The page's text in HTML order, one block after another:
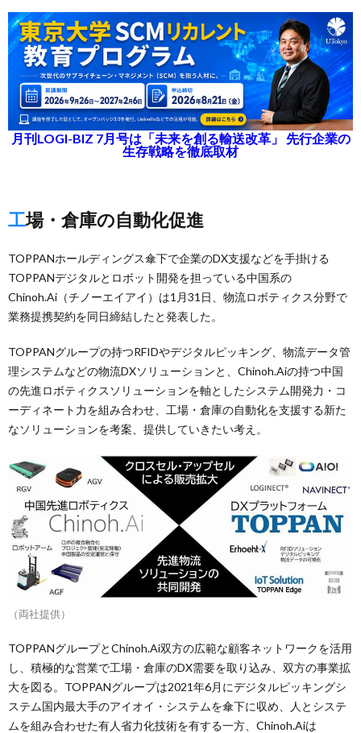
月刊LOGI-BIZ 7月号は「未来を創る輸送改革」 先行企業の
生存戦略を徹底取材
工場・倉庫の自動化促進
TOPPANホールディングス傘下で企業のDX支援などを手掛ける
TOPPANデジタルとロボット開発を担っている中国系の
Chinoh.Ai（チノーエイアイ）は1月31日、物流ロボティクス分野で
業務提携契約を同日締結したと発表した。
TOPPANグループの持つRFIDやデジタルピッキング、物流データ管
理システムなどの物流DXソリューションと、Chinoh.Aiの持つ中国
の先進ロボティクスソリューションを軸としたシステム開発力・コ
ーディネート力を組み合わせ、工場・倉庫の自動化を支援する新た
なソリューションを考案、提供していきたい考え。
（両社提供）
TOPPANグループとChinoh.Ai双方の広範な顧客ネットワークを活用
し、積極的な営業で工場・倉庫のDX需要を取り込み、双方の事業拡
大を図る。TOPPANグループは2021年6月にデジタルピッキングシ
ステム国内最大手のアイオイ・システムを傘下に収め、人とシステ
ムを組み合わせた有人省力化技術を有する一方、Chinoh.Aiは